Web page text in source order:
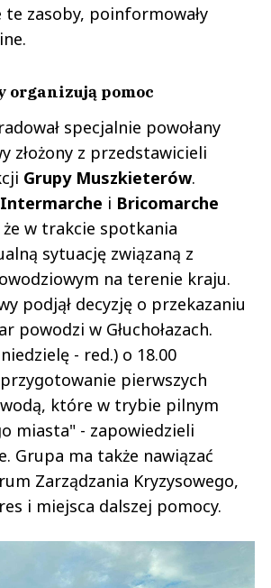
zasoby, poinformowały
organizują pomoc
specjalnie powołany
złożony z przedstawicieli
Grupy Muszkieterów.
Intermarche i Bricomarche
w trakcie spotkania
sytuację związaną z
na terenie kraju.
podjął decyzję o przekazaniu
powodzi w Głuchołazach.
- red.) o 18.00
pierwszych
które w trybie pilnym
miasta" - zapowiedzieli
Grupa ma także nawiązać
Zarządzania Kryzysowego,
i miejsca dalszej pomocy.